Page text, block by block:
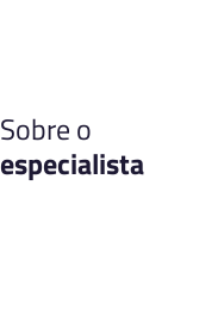
Sobre o
especialista